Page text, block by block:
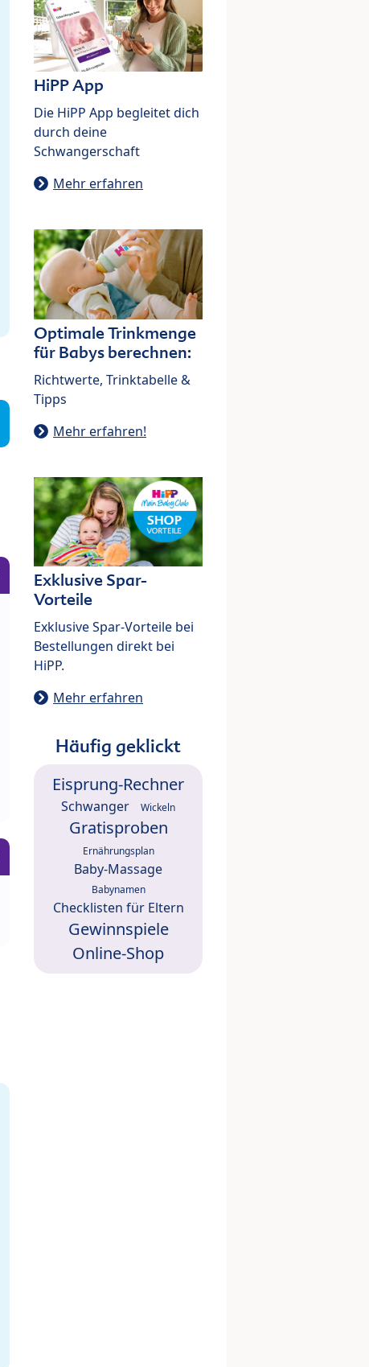
HiPP App
Die HiPP App begleitet dich
durch deine
Schwangerschaft
Mehr erfahren
Optimale Trinkmenge
für Babys berechnen:
Richtwerte, Trinktabelle &
Tipps
Mehr erfahren!
Exklusive Spar-
Vorteile
Exklusive Spar-Vorteile bei
Bestellungen direkt bei
HiPP.
Mehr erfahren
Häufig geklickt
Eisprung-Rechner
Schwanger Wickeln
Gratisproben
Ernährungsplan
Baby-Massage
Babynamen
Checklisten für Eltern
Gewinnspiele
Online-Shop